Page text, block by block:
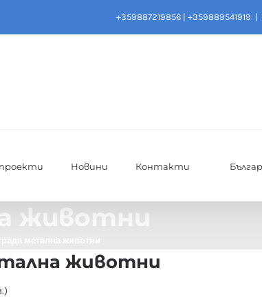
+359887219856 | +359889541919 |
Новини Контакти
животни
животни